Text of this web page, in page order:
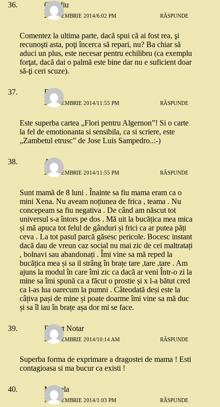
Claudiu
25 NOIEMBRIE 2014/6:02 PM RĂSPUNDE
Comentez la ultima parte, dacă spui că ai fost rea, şi
recunoşti asta, poţi încerca să repari, nu? Ba chiar să
aduci un plus, este necesar pentru echilibru (ca exemplu
forţat, dacă dai o palmă este bine dar nu e suficient doar
să-ţi ceri scuze).
Dana
25 NOIEMBRIE 2014/11:55 PM RĂSPUNDE
Este superba cartea „Flori pentru Algernon”! Si o carte
la fel de emotionanta si sensibila, ca si scriere, este
„Zambetul etrusc” de Jose Luis Sampedro..:-)
Alina
25 NOIEMBRIE 2014/11:55 PM RĂSPUNDE
Sunt mamă de 8 luni . Înainte sa fiu mama eram ca o
mini Xena. Nu aveam noțiunea de frica , teama . Nu
concepeam sa fiu negativa . De când am născut tot
universul s-a întors pe dos . Mă uit la bucățica mea mica
și mă apuca tot felul de gânduri și frici ca ar putea păți
ceva . La tot pasul parcă găsesc pericole. Bocesc instant
dacă dau de vreun caz social nu mai zic de cei maltratați
, bolnavi sau abandonați . Îmi vine sa mă reped la
bucățica mea și sa il strâng în brațe tare ,tare ,tare . Am
ajuns la modul în care îmi zic ca dacă ar veni Într-o zi la
mine sa îmi spună ca a făcut o prostie și x l-a bătut cred
ca l-as lua oarecum la pumni . Câteodată deși este la
câțiva pași de mine și poate doarme îmi vine sa mă duc
și sa îl iau în brațe așa dor mi se face.
Divort Notar
26 NOIEMBRIE 2014/10:14 AM RĂSPUNDE
Superba forma de exprimare a dragostei de mama ! Esti
contagioasa si ma bucur ca existi !
Mihaela
26 NOIEMBRIE 2014/1:03 PM RĂSPUNDE